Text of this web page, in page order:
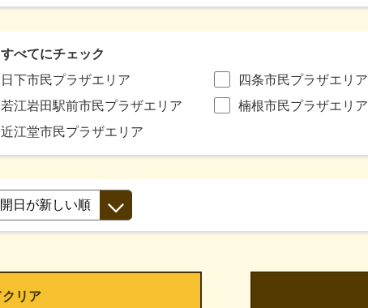
すべてにチェック
日下市民プラザエリア
四条市民プラザエリア
若江岩田駅前市民プラザエリア
楠根市民プラザエリア
近江堂市民プラザエリア